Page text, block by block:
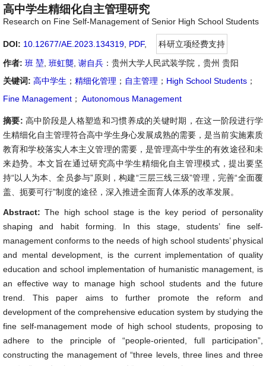
高中学生精细化自主管理研究
Research on Fine Self-Management of Senior High School Students
DOI: 10.12677/AE.2023.134319 PDF,
科研立项经费支持
作者: 班 堃 班虹龑 谢自兵 ：贵州大学人民武装学院，贵州 贵阳
关键词: 高中学生 ； 精细化管理 ； 自主管理 ； High School Students ；
Fine Management ； Autonomous Management
摘要: 高中阶段是人格塑造和习惯养成的关键时期，在这一阶段进行学
生精细化自主管理符合高中学生身心发展成熟的需要，是当前实施素质
教育和学校落实人本主义管理的需要，是管理高中学生的有效途径和未
来趋势。本文旨在通过研究高中学生精细化自主管理模式，提出要坚
持“以人为本、全员参与”原则，构建“三层三线三级”管理，完善“全面覆
盖、扼要可行”制度的途径，深入推进全面育人体系的改革发展。
Abstract:The high school stage is the key period of personality
shaping and habit forming. In this stage, students’ fine self-
management conforms to the needs of high school students’ physical
and mental development, is the current implementation of quality
education and school implementation of humanistic management, is
an effective way to manage high school students and the future
trend. This paper aims to further promote the reform and
development of the comprehensive education system by studying the
fine self-management mode of high school students, proposing to
adhere to the principle of “people-oriented, full participation”,
constructing the management of “three levels, three lines and three